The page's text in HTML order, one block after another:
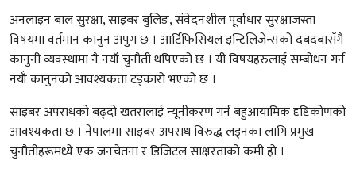
अनलाइन बाल सुरक्षा, साइबर बुलिङ, संवेदनशील पूर्वाधार सुरक्षाजस्ता
विषयमा वर्तमान कानुन अपुग छ । आर्टिफिसियल इन्टिलिजेन्सको दबदबासँगै
कानुनी व्यवस्थामा नै नयाँ चुनौती थपिएको छ । यी विषयहरुलाई सम्बोधन गर्न
नयाँ कानुनको आवश्यकता टड्कारो भएको छ ।
साइबर अपराधको बढ्दो खतरालाई न्यूनीकरण गर्न बहुआयामिक दृष्टिकोणको
आवश्यकता छ । नेपालमा साइबर अपराध विरुद्ध लड्नका लागि प्रमुख
चुनौतीहरूमध्ये एक जनचेतना र डिजिटल साक्षरताको कमी हो ।